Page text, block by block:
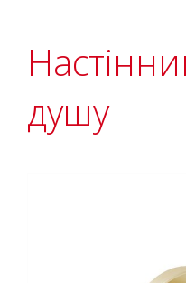
душу